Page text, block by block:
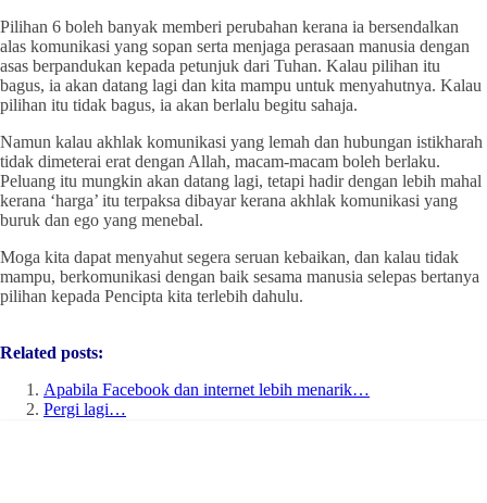
Pilihan 6 boleh banyak memberi perubahan kerana ia bersendalkan
alas komunikasi yang sopan serta menjaga perasaan manusia dengan
asas berpandukan kepada petunjuk dari Tuhan. Kalau pilihan itu
bagus, ia akan datang lagi dan kita mampu untuk menyahutnya. Kalau
pilihan itu tidak bagus, ia akan berlalu begitu sahaja.
Namun kalau akhlak komunikasi yang lemah dan hubungan istikharah
tidak dimeterai erat dengan Allah, macam-macam boleh berlaku.
Peluang itu mungkin akan datang lagi, tetapi hadir dengan lebih mahal
kerana ‘harga’ itu terpaksa dibayar kerana akhlak komunikasi yang
buruk dan ego yang menebal.
Moga kita dapat menyahut segera seruan kebaikan, dan kalau tidak
mampu, berkomunikasi dengan baik sesama manusia selepas bertanya
pilihan kepada Pencipta kita terlebih dahulu.
Related posts:
Apabila Facebook dan internet lebih menarik…
Pergi lagi…